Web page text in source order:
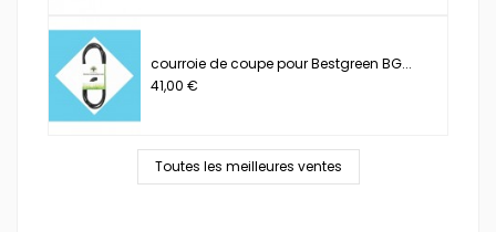
courroie de coupe pour Bestgreen BG...
41,00 €
Toutes les meilleures ventes